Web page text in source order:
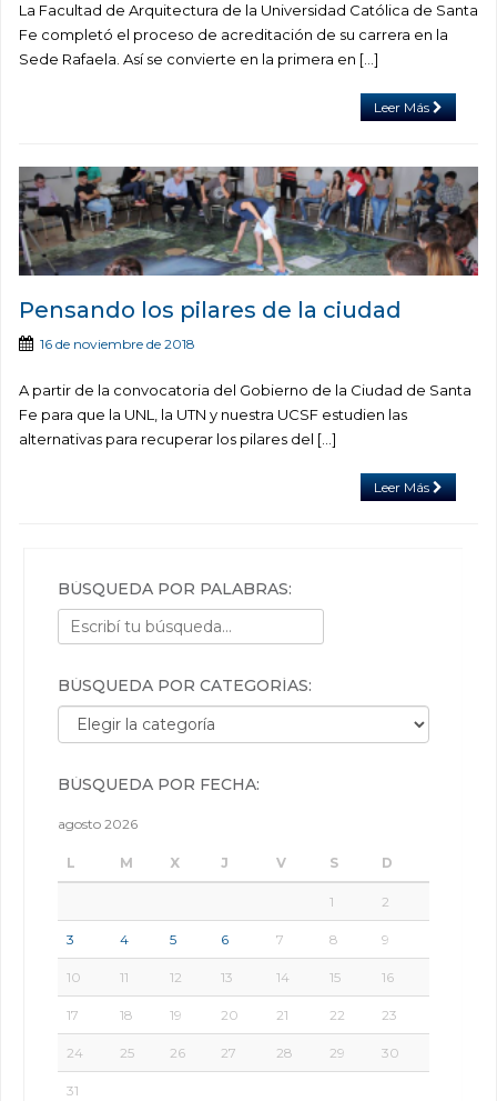
La Facultad de Arquitectura de la Universidad Católica de Santa
Fe completó el proceso de acreditación de su carrera en la
Sede Rafaela. Así se convierte en la primera en […]
Leer Más
Pensando los pilares de la ciudad
16 de noviembre de 2018
A partir de la convocatoria del Gobierno de la Ciudad de Santa
Fe para que la UNL, la UTN y nuestra UCSF estudien las
alternativas para recuperar los pilares del […]
Leer Más
BÚSQUEDA POR PALABRAS:
BÚSQUEDA POR CATEGORÍAS:
Búsqueda por categorías:
BÚSQUEDA POR FECHA:
agosto 2026
L M X J V S D
1 2
3 4 5 6 7 8 9
10 11 12 13 14 15 16
17 18 19 20 21 22 23
24 25 26 27 28 29 30
31